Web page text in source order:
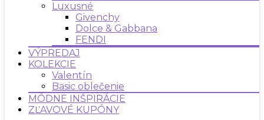
Luxusné
Givenchy
Dolce & Gabbana
FENDI
VÝPREDAJ
KOLEKCIE
Valentín
Basic oblečenie
MÓDNE INŠPIRÁCIE
ZĽAVOVÉ KUPÓNY